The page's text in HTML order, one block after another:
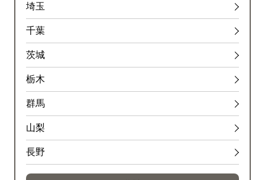
埼玉
千葉
茨城
栃木
群馬
山梨
長野